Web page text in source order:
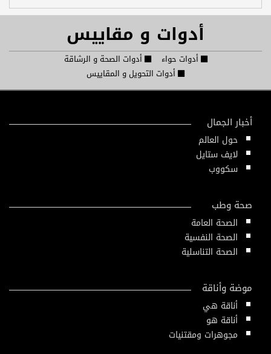
أدوات و مقاييس
أدوات حواء
أدوات الصحة و الرشاقة
أدوات التحويل و المقاييس
أخبار الجمال
حول العالم
لايف ستايل
سكووب
صحة وطب
الصحة العامة
الصحة النفسية
الصحة التناسلية
موضة وأناقة
أناقة هي
أناقة هو
مجوهرات ومقتنيات